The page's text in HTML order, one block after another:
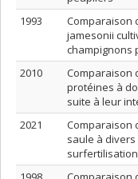
1993
Comparaison
jamesonii
champignons
2010
Comparaison
protéines à
suite à leur
2021
Comparaison
saule à